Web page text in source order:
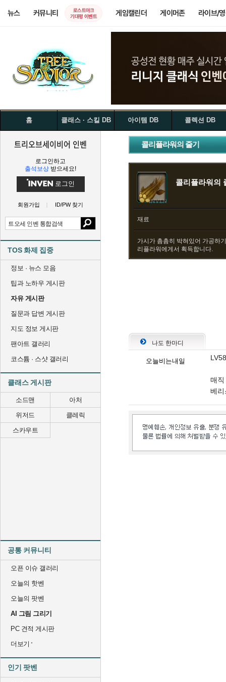
뉴스 커뮤니티
로스트아크
기대평 이벤트
게임캘린더 게이머존 라이브/
홈 클래스 · 스킬 DB 아이템 DB 콜렉션 DB
트리오브세이비어 인벤
로그인하고
출석보상 받으세요!
로그인
회원가입 ID/PW 찾기
TOS 화제 집중
정보 · 뉴스 모음
팁과 노하우 게시판
자유 게시판
질문과 답변 게시판
지도 정보 게시판
팬아트 갤러리
코스튬 · 스샷 갤러리
클래스 게시판
소드맨
아처
위저드
클레릭
스카우트
공통 커뮤니티
오픈 이슈 갤러리
오늘의 핫벤
오늘의 팟벤
AI 그림 그리기
PC 견적 게시판
더보기
인기 팟벤
콜리플라워의 줄기
콜리플라워의
재료
가시가 촘촘히 박혀있어 가공하
리플라워에게서 획득합니다.
나도 한마디
오늘비는내일
매
베